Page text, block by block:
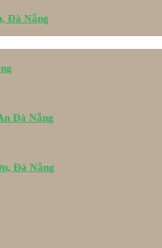
Đà Nẵng
Đà Nẵng
Đà Nẵng